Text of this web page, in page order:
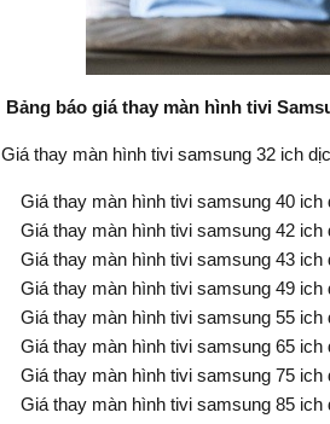
Bảng báo giá thay màn hình tivi
Giá thay màn hình tivi samsung 32 ich
Giá thay màn hình tivi samsung 40 ich
Giá thay màn hình tivi samsung 42 ich
Giá thay màn hình tivi samsung 43 ich
Giá thay màn hình tivi samsung 49 ich
Giá thay màn hình tivi samsung 55 ich
Giá thay màn hình tivi samsung 65 ich
Giá thay màn hình tivi samsung 75 ich
Giá thay màn hình tivi samsung 85 ich